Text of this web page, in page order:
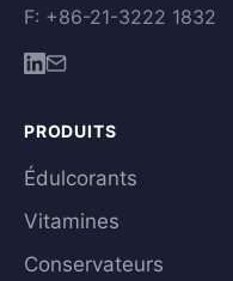
F: +86-21-3222 1832
PRODUITS
Édulcorants
Vitamines
Conservateurs